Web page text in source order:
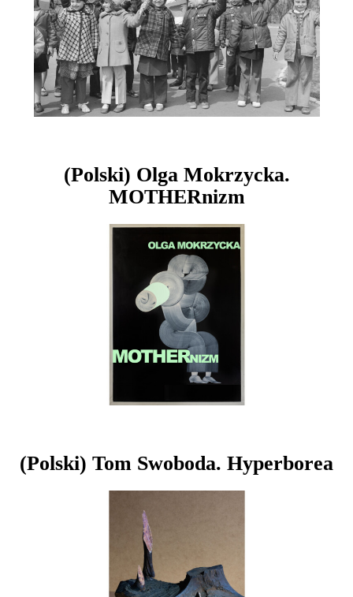
(Polski) Olga Mokrzycka.
MOTHERnizm
(Polski) Tom Swoboda. Hyperborea